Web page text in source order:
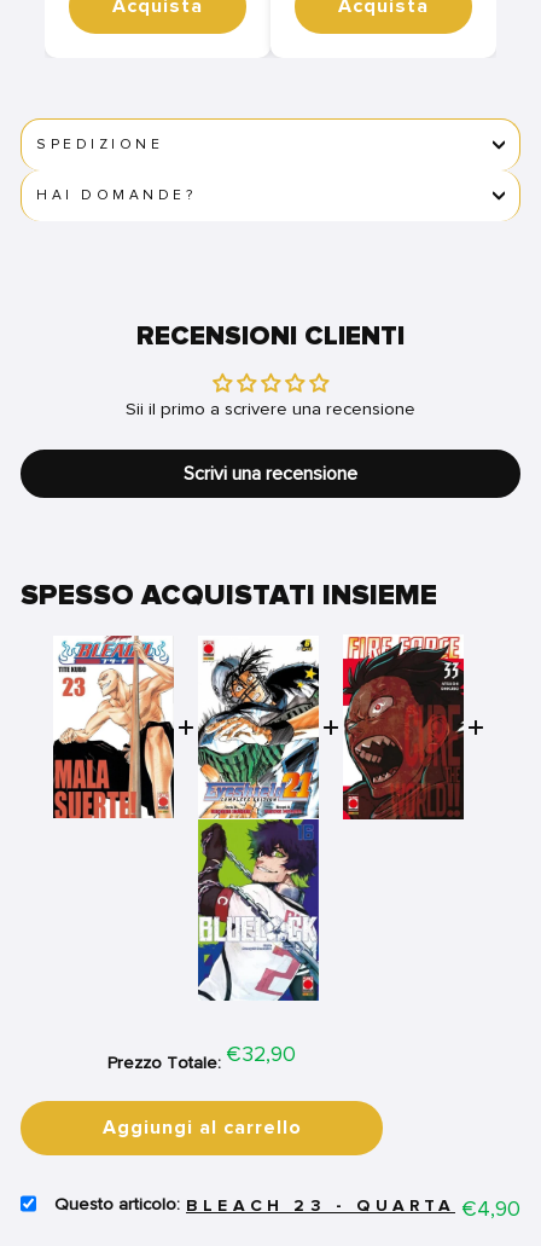
Acquista Acquista
SPEDIZIONE
HAI DOMANDE?
RECENSIONI CLIENTI
Sii il primo a scrivere una recensione
Scrivi una recensione
SPESSO ACQUISTATI INSIEME
Prezzo Totale: Price
€32,90
Aggiungi al carrello
SELECT
BLEACH 23 - QUARTA Price
€4,90